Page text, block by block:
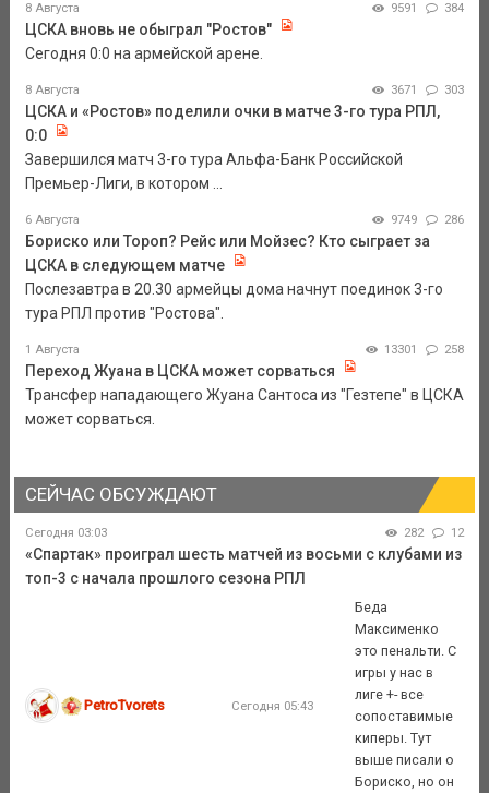
8 Августа 9591 384
ЦСКА вновь не обыграл "Ростов"
Сегодня 0:0 на армейской арене.
8 Августа 3671 303
ЦСКА и «Ростов» поделили очки в матче 3-го тура РПЛ,
0:0
Завершился матч 3-го тура Альфа-Банк Российской
Премьер-Лиги, в котором ...
6 Августа 9749 286
Бориско или Тороп? Рейс или Мойзес? Кто сыграет за
ЦСКА в следующем матче
Послезавтра в 20.30 армейцы дома начнут поединок 3-го
тура РПЛ против "Ростова".
1 Августа 13301 258
Переход Жуана в ЦСКА может сорваться
Трансфер нападающего Жуана Сантоса из "Гезтепе" в ЦСКА
может сорваться.
СЕЙЧАС ОБСУЖДАЮТ
Сегодня 03:03 282 12
«Спартак» проиграл шесть матчей из восьми с клубами из
топ-3 с начала прошлого сезона РПЛ
PetroTvorets Сегодня 05:43
Беда
Максименко
это пенальти. С
игры у нас в
лиге +- все
сопоставимые
киперы. Тут
выше писали о
Бориско, но он